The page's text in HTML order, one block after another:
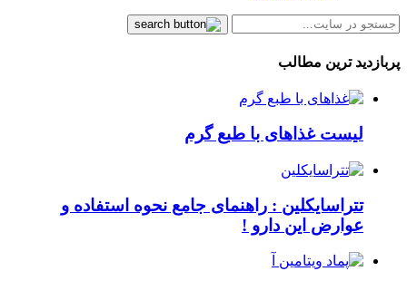
پربازدید ترین مطالب
لیست غذاهای با طبع گرم
تتراسایکلین : راهنمای جامع نحوه استفاده و
عوارض این دارو !